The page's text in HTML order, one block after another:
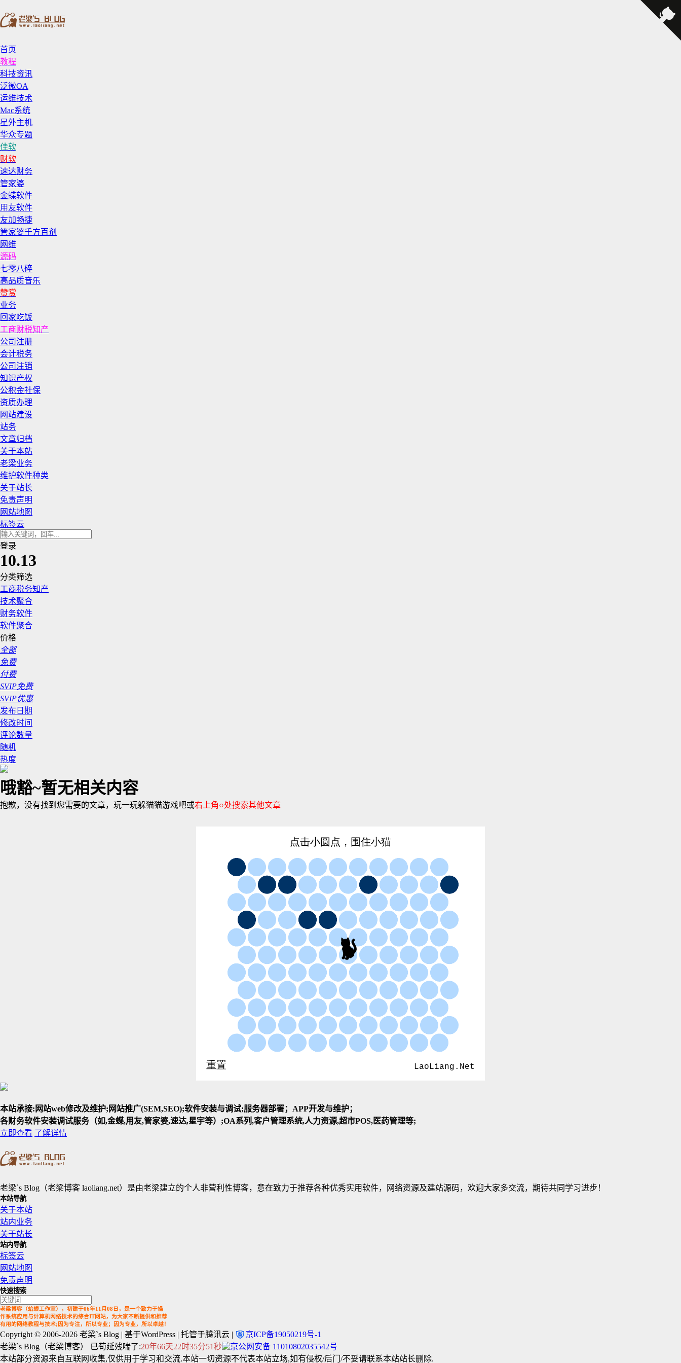
首页
教程
科技资讯
泛微OA
运维技术
Mac系统
星外主机
华众专题
佳软
财软
速达财务
管家婆
金蝶软件
用友软件
友加畅捷
管家婆千方百剂
网维
源码
七零八碎
高品质音乐
赞赏
业务
回家吃饭
工商财税知产
公司注册
会计税务
公司注销
知识产权
公积金社保
资质办理
网站建设
站务
文章归档
关于本站
老梁业务
维护软件种类
关于站长
免责声明
网站地图
标签云
登录
10.13
分类筛选
工商税务知产
技术聚合
财务软件
软件聚合
价格
全部
免费
付费
SVIP免费
SVIP优惠
发布日期
修改时间
评论数量
随机
热度
哦豁~暂无相关内容
抱歉，没有找到您需要的文章，玩一玩躲猫猫游戏吧或右上角○处搜索其他文章
本站承接:网站web修改及维护;网站推广(SEM,SEO);软件安装与调试;服务器部署；APP开发与维护；
各财务软件安装调试服务（如,金蝶,用友,管家婆,速达,星宇等）;OA系列,客户管理系统,人力资源,超市POS,医药管理等;
立即查看 了解详情
老梁`s Blog（老梁博客 laoliang.net）是由老梁建立的个人非营利性博客，意在致力于推荐各种优秀实用软件，网络资源及建站源码，欢迎大家多交流，期待共同学习进步！
本站导航
关于本站
站内业务
关于站长
站内导航
标签云
网站地图
免责声明
快速搜索
老梁博客（蛤蟆工作室），初建于06年11月08日，是一个致力于操
作系统应用与计算机网络技术的综合IT网站，为大家不断提供和推荐
有用的网络教程与技术;因为专注，所以专业；因为专业，所以卓越！
Copyright © 2006-2026 老梁`s Blog | 基于WordPress | 托管于腾讯云 |
京ICP备19050219号-1
老梁`s Blog（老梁博客） 已苟延残喘了:20年66天22时35分51秒
京公网安备 11010802035542号
本站部分资源来自互联网收集,仅供用于学习和交流.本站一切资源不代表本站立场,如有侵权/后门/不妥请联系本站站长删除.